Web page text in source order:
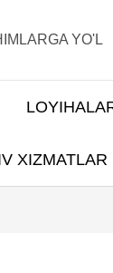
YO'L
XIZMATLAR